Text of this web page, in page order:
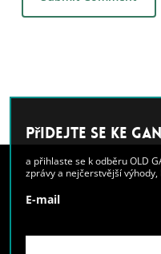
Přidejte se ke
a přihlaste se k odběru OLD
zprávy a nejčerstvější výhody,
E-mail